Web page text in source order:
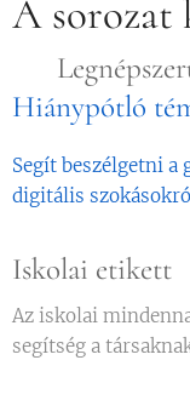
A sorozat
⭐
Hiánypótló
Segít beszélgetni a
digitális
Iskolai etikett
Az iskolai
segítség a